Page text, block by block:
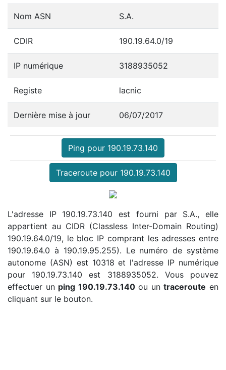
Nom ASN S.A.
CDIR 190.19.64.0/19
IP numérique 3188935052
Registe lacnic
Dernière mise à jour 06/07/2017
Ping pour 190.19.73.140
Traceroute pour 190.19.73.140
L'adresse IP 190.19.73.140 est fourni par S.A., elle
appartient au CIDR (Classless Inter-Domain Routing)
190.19.64.0/19, le bloc IP comprant les adresses entre
190.19.64.0 à 190.19.95.255). Le numéro de système
autonome (ASN) est 10318 et l'adresse IP numérique
pour 190.19.73.140 est 3188935052. Vous pouvez
effectuer un ping 190.19.73.140ou untraceroute en
cliquant sur le bouton.